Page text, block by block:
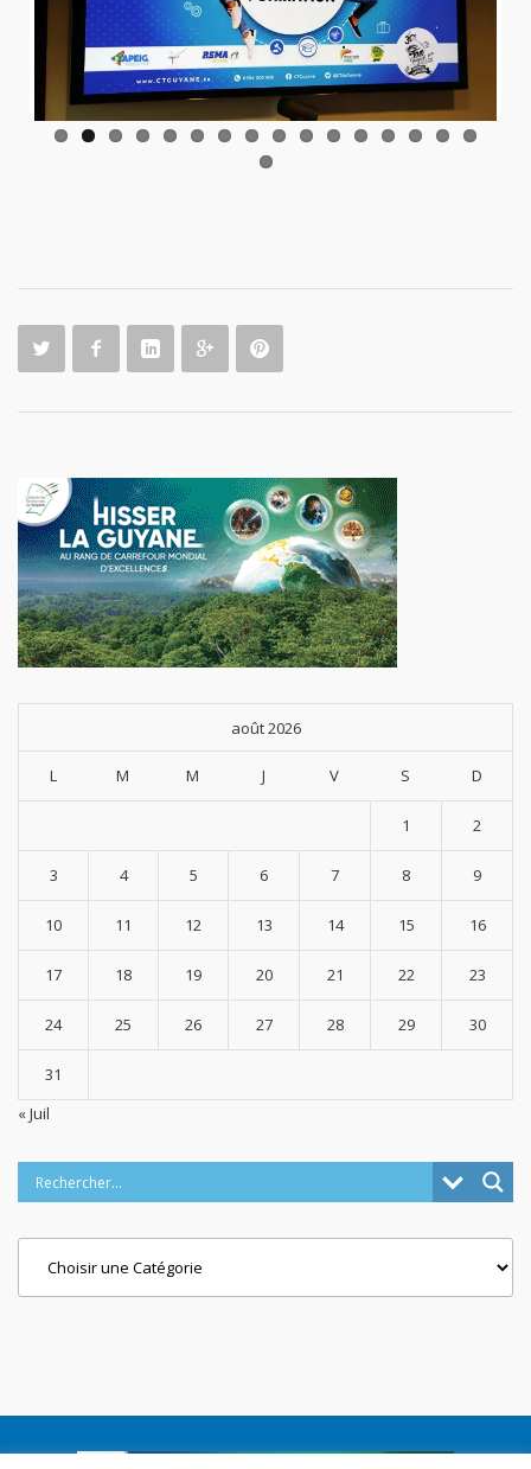
août 2026
L M M J V S D
1 2
3 4 5 6 7 8 9
10 11 12 13 14 15 16
17 18 19 20 21 22 23
24 25 26 27 28 29 30
31
« Juil